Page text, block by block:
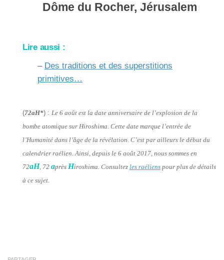
Dôme du Rocher, Jérusalem
Lire aussi :
– Des traditions et des superstitions
primitives…
(72aH*) : Le 6 août est la date anniversaire de l’explosion de la
bombe atomique sur Hiroshima. Cette date marque l’entrée de
l’Humanité dans l’âge de la révélation. C’est par ailleurs le début du
calendrier raélien. Ainsi, depuis le 6 août 2017, nous sommes en
72aH , 72 après Hiroshima. Consultez les raéliens pour plus de détails
à ce sujet.